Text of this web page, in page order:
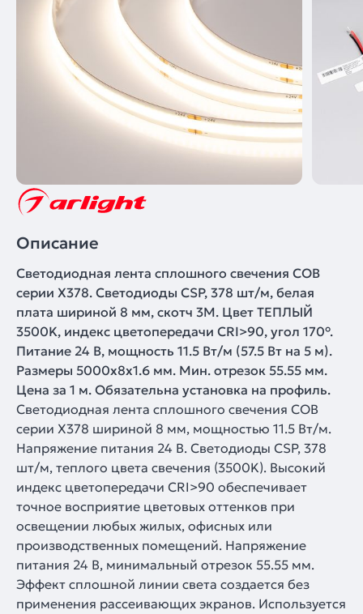
Описание
Светодиодная лента сплошного свечения COB
серии X378. Светодиоды CSP, 378 шт/м, белая
плата шириной 8 мм, скотч 3M. Цвет ТЕПЛЫЙ
3500K, индекс цветопередачи CRI>90, угол 170°.
Питание 24 В, мощность 11.5 Вт/м (57.5 Вт на 5 м).
Размеры 5000x8x1.6 мм. Мин. отрезок 55.55 мм.
Цена за 1 м. Обязательна установка на профиль.
Светодиодная лента сплошного свечения COB
серии X378 шириной 8 мм, мощностью 11.5 Вт/м.
Напряжение питания 24 В. Светодиоды CSP, 378
шт/м, теплого цвета свечения (3500K). Высокий
индекс цветопередачи CRI>90 обеспечивает
точное восприятие цветовых оттенков при
освещении любых жилых, офисных или
производственных помещений. Напряжение
питания 24 В, минимальный отрезок 55.55 мм.
Эффект сплошной линии света создается без
применения рассеивающих экранов. Используется